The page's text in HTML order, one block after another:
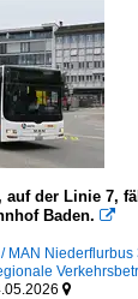
auf der Linie 7,
Baden. 
MAN
